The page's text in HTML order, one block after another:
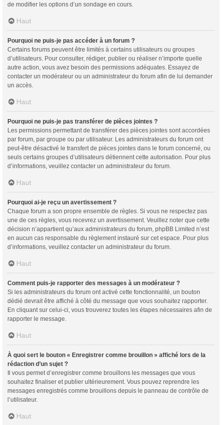
de modifier les options d’un sondage en cours.
Haut
Pourquoi ne puis-je pas accéder à un forum ?
Certains forums peuvent être limités à certains utilisateurs ou groupes
d’utilisateurs. Pour consulter, rédiger, publier ou réaliser n’importe quelle
autre action, vous avez besoin des permissions adéquates. Essayez de
contacter un modérateur ou un administrateur du forum afin de lui demander
un accès.
Haut
Pourquoi ne puis-je pas transférer de pièces jointes ?
Les permissions permettant de transférer des pièces jointes sont accordées
par forum, par groupe ou par utilisateur. Les administrateurs du forum ont
peut-être désactivé le transfert de pièces jointes dans le forum concerné, ou
seuls certains groupes d’utilisateurs détiennent cette autorisation. Pour plus
d’informations, veuillez contacter un administrateur du forum.
Haut
Pourquoi ai-je reçu un avertissement ?
Chaque forum a son propre ensemble de règles. Si vous ne respectez pas
une de ces règles, vous recevrez un avertissement. Veuillez noter que cette
décision n’appartient qu’aux administrateurs du forum, phpBB Limited n’est
en aucun cas responsable du règlement instauré sur cet espace. Pour plus
d’informations, veuillez contacter un administrateur du forum.
Haut
Comment puis-je rapporter des messages à un modérateur ?
Si les administrateurs du forum ont activé cette fonctionnalité, un bouton
dédié devrait être affiché à côté du message que vous souhaitez rapporter.
En cliquant sur celui-ci, vous trouverez toutes les étapes nécessaires afin de
rapporter le message.
Haut
À quoi sert le bouton « Enregistrer comme brouillon » affiché lors de la
rédaction d’un sujet ?
Il vous permet d’enregistrer comme brouillons les messages que vous
souhaitez finaliser et publier ultérieurement. Vous pouvez reprendre les
messages enregistrés comme brouillons depuis le panneau de contrôle de
l’utilisateur.
Haut